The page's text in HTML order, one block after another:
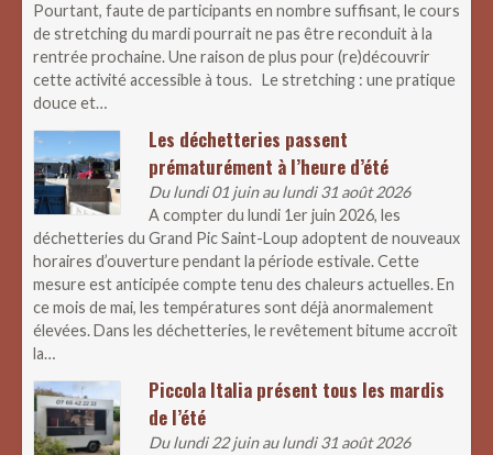
Pourtant, faute de participants en nombre suffisant, le cours
de stretching du mardi pourrait ne pas être reconduit à la
rentrée prochaine. Une raison de plus pour (re)découvrir
cette activité accessible à tous. Le stretching : une pratique
douce et…
Les déchetteries passent
prématurément à l’heure d’été
Du lundi 01 juin au lundi 31 août 2026
A compter du lundi 1er juin 2026, les
déchetteries du Grand Pic Saint-Loup adoptent de nouveaux
horaires d’ouverture pendant la période estivale. Cette
mesure est anticipée compte tenu des chaleurs actuelles. En
ce mois de mai, les températures sont déjà anormalement
élevées. Dans les déchetteries, le revêtement bitume accroît
la…
Piccola Italia présent tous les mardis
de l’été
Du lundi 22 juin au lundi 31 août 2026